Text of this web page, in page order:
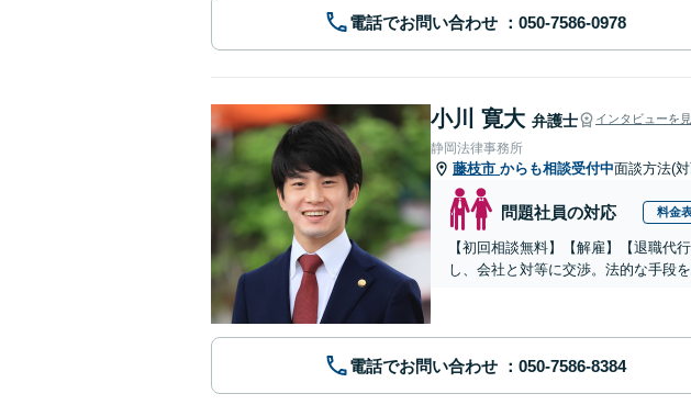
電話でお問い合わせ
小川 寛大 弁護士 インタビューを
静岡法律事務所
藤枝市 からも相談受付中面談方法(
問題社員の対応 料金
【初回相談無料】【解雇】【退職代
し、会社と対等に交渉。法的な手段
電話でお問い合わせ